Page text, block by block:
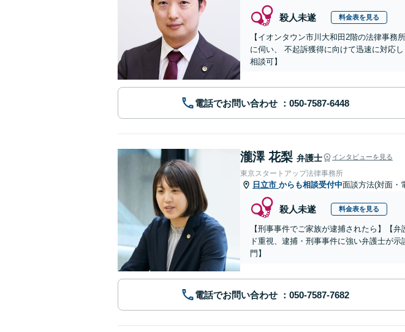
殺人未遂 料金表を見る
【イオンタウン市川大和田2階の法律事
に伺い、 不起訴獲得に向けて迅速に対応
相談可】
電話でお問い合わせ
瀧澤 花梨 弁護士 インタビューを見る
東京スタートアップ法律事務所
日立市 からも相談受付中面談方法(対面・
殺人未遂 料金表を見る
【刑事事件でご家族が逮捕されたら】【
ド重視、逮捕・刑事事件に強い弁護士が
門】
電話でお問い合わせ